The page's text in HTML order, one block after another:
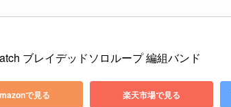
ブレイデッドソロループ 編組バンド
で見る 楽天市場で見る